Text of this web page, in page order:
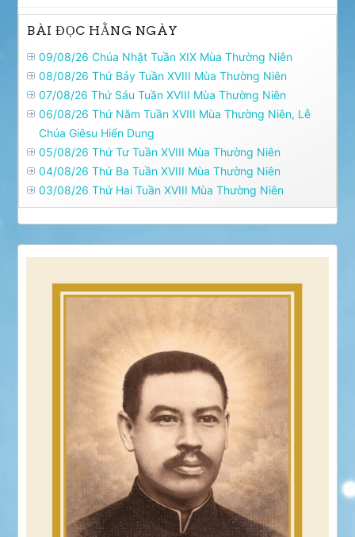
BÀI ĐỌC HẰNG NGÀY
09/08/26 Chúa Nhật Tuần XIX Mùa Thường Niên
08/08/26 Thứ Bảy Tuần XVIII Mùa Thường Niên
07/08/26 Thứ Sáu Tuần XVIII Mùa Thường Niên
06/08/26 Thứ Năm Tuần XVIII Mùa Thường Niên, Lễ
Chúa Giêsu Hiển Dung
05/08/26 Thứ Tư Tuần XVIII Mùa Thường Niên
04/08/26 Thứ Ba Tuần XVIII Mùa Thường Niên
03/08/26 Thứ Hai Tuần XVIII Mùa Thường Niên